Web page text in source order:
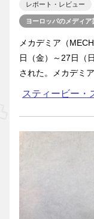
レポート・レビュー
ヨーロッパのメディア
メカデミア（
日（金）～27日（
された。メカデミ
スティービー・